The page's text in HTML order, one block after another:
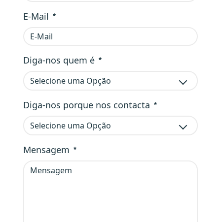
E-Mail
Diga-nos quem é
Selecione uma Opção
Diga-nos porque nos contacta
Selecione uma Opção
Mensagem